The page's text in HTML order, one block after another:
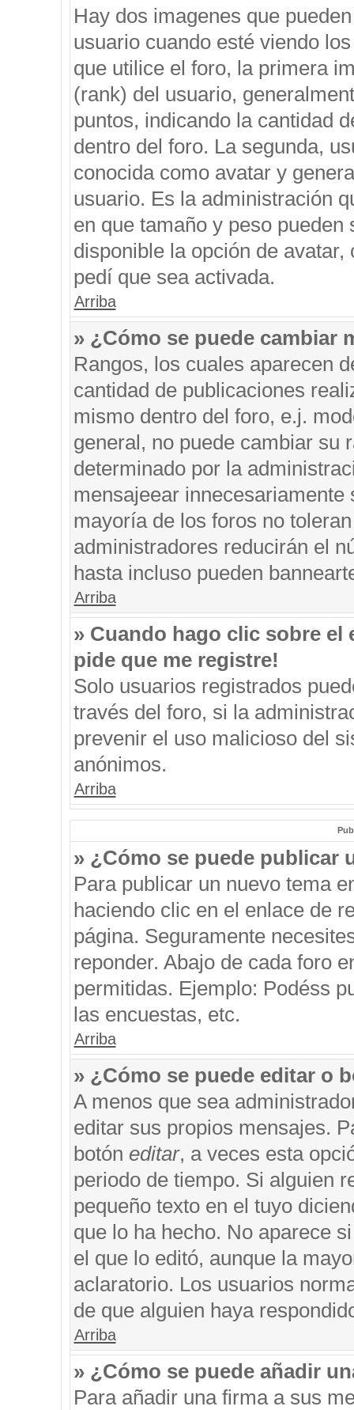
Hay dos imagenes que
usuario cuando esté viendo
que utilice el foro, la primera
(rank) del usuario,
puntos, indicando la cantidad
dentro del foro. La segunda,
conocida como avatar y
usuario. Es la administración
en que tamaño y peso
disponible la opción de
pedí que sea activada.
Arriba
» ¿Cómo se puede cambiar
Rangos, los cuales aparecen
cantidad de publicaciones
mismo dentro del foro, e.j.
general, no puede cambiar su
determinado por la
mensajeear
mayoría de los foros no
administradores reducirán el
hasta incluso pueden
Arriba
» Cuando hago clic sobre el
pide que me registre!
Solo usuarios registrados
través del foro, si la
prevenir el uso malicioso del
anónimos.
Arriba
» ¿Cómo se puede publicar
Para publicar un nuevo tema
haciendo clic en el enlace de
página. Seguramente
reponder. Abajo de cada foro
permitidas. Ejemplo: Podéss
las encuestas, etc.
Arriba
» ¿Cómo se puede editar o
A menos que sea
editar sus propios mensajes.
botón editar, a veces esta
periodo de tiempo. Si alguien
pequeño texto en el tuyo
que lo ha hecho. No aparece
el que lo editó, aunque la
aclaratorio. Los usuarios
de que alguien haya
Arriba
» ¿Cómo se puede añadir
Para añadir una firma a sus